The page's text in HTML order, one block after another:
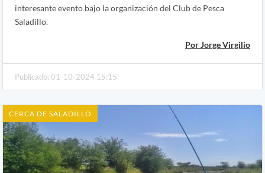
interesante evento bajo la organización del Club de Pesca
Saladillo.
Por Jorge Virgilio
Publicado: 01-10-2024 15:15
CERCA DE SALADILLO